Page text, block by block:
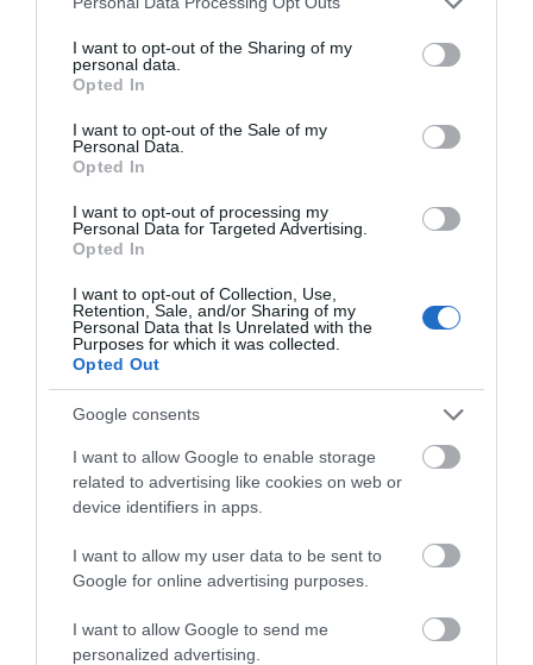
not limited to your visit or usage behaviour. You may click to
grant or deny consent to Google and its third-party tags to
use your data for below specified purposes in below Google
consent section.
I want to opt-out of the Sharing of my
personal data.
Opted In
I want to opt-out of the Sale of my
Personal Data.
Opted In
I want to opt-out of processing my
Personal Data for Targeted Advertising.
Opted In
I want to opt-out of Collection, Use,
Retention, Sale, and/or Sharing of my
Personal Data that Is Unrelated with the
Purposes for which it was collected.
Opted Out
Google consents
I want to allow Google to enable storage
related to advertising like cookies on web or
device identifiers in apps.
I want to allow my user data to be sent to
Google for online advertising purposes.
I want to allow Google to send me
personalized advertising.
Αποθήκευσε το όνομά μου, email, και τον ιστότοπο μου σε
αυτόν τον πλοηγό για την επόμενη φορά που θα σχολιάσω.